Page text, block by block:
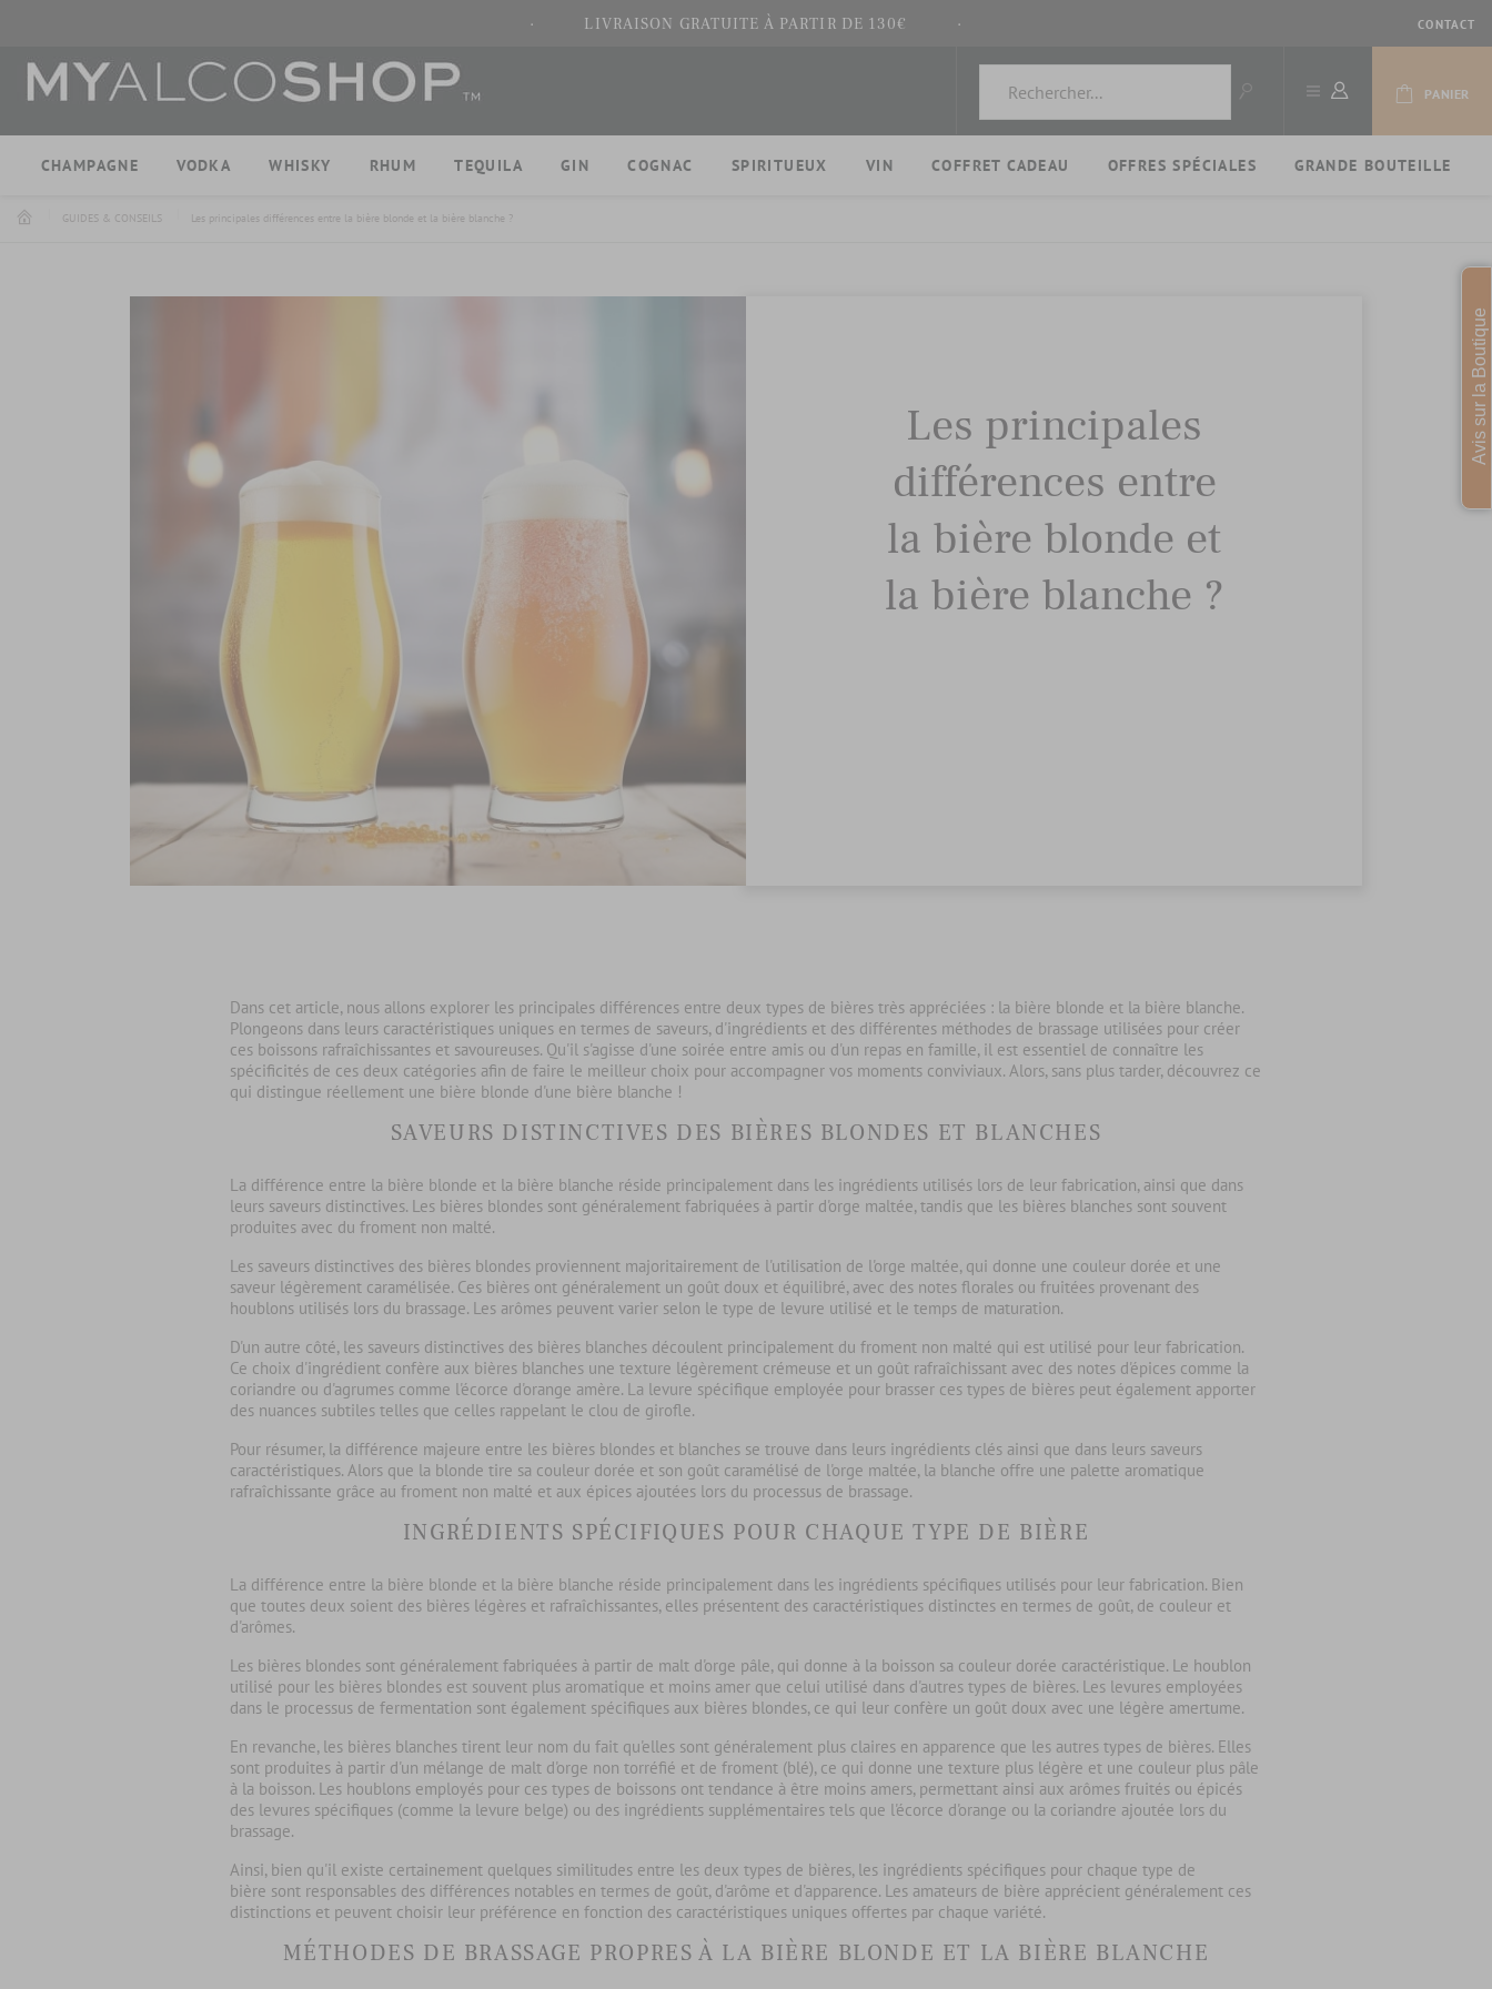
· LIVRAISON GRATUITE À PARTIR DE 130€ · CONTACT
PANIER
CHAMPAGNE VODKA WHISKY RHUM TEQUILA GIN COGNAC SPIRITUEUX VIN COFFRET CADEAU OFFRES SPÉCIALES GRANDE BOUTEILLE
GUIDES & CONSEILS Les principales différences entre la bière blonde et la bière blanche ?
Les principales
différences entre
la bière blonde et
la bière blanche ?
Dans cet article, nous allons explorer les principales différences entre deux types de bières très appréciées : la bière blonde et la bière blanche.
Plongeons dans leurs caractéristiques uniques en termes de saveurs, d'ingrédients et des différentes méthodes de brassage utilisées pour créer
ces boissons rafraîchissantes et savoureuses. Qu'il s'agisse d'une soirée entre amis ou d'un repas en famille, il est essentiel de connaître les
spécificités de ces deux catégories afin de faire le meilleur choix pour accompagner vos moments conviviaux. Alors, sans plus tarder, découvrez ce
qui distingue réellement une bière blonde d'une bière blanche !
SAVEURS DISTINCTIVES DES BIÈRES BLONDES ET BLANCHES
La différence entre la bière blonde et la bière blanche réside principalement dans les ingrédients utilisés lors de leur fabrication, ainsi que dans
leurs saveurs distinctives. Les bières blondes sont généralement fabriquées à partir d'orge maltée, tandis que les bières blanches sont souvent
produites avec du froment non malté.
Les saveurs distinctives des bières blondes proviennent majoritairement de l'utilisation de l'orge maltée, qui donne une couleur dorée et une
saveur légèrement caramélisée. Ces bières ont généralement un goût doux et équilibré, avec des notes florales ou fruitées provenant des
houblons utilisés lors du brassage. Les arômes peuvent varier selon le type de levure utilisé et le temps de maturation.
D'un autre côté, les saveurs distinctives des bières blanches découlent principalement du froment non malté qui est utilisé pour leur fabrication.
Ce choix d'ingrédient confère aux bières blanches une texture légèrement crémeuse et un goût rafraîchissant avec des notes d'épices comme la
coriandre ou d'agrumes comme l'écorce d'orange amère. La levure spécifique employée pour brasser ces types de bières peut également apporter
des nuances subtiles telles que celles rappelant le clou de girofle.
Pour résumer, la différence majeure entre les bières blondes et blanches se trouve dans leurs ingrédients clés ainsi que dans leurs saveurs
caractéristiques. Alors que la blonde tire sa couleur dorée et son goût caramélisé de l'orge maltée, la blanche offre une palette aromatique
rafraîchissante grâce au froment non malté et aux épices ajoutées lors du processus de brassage.
INGRÉDIENTS SPÉCIFIQUES POUR CHAQUE TYPE DE BIÈRE
La différence entre la bière blonde et la bière blanche réside principalement dans les ingrédients spécifiques utilisés pour leur fabrication. Bien
que toutes deux soient des bières légères et rafraîchissantes, elles présentent des caractéristiques distinctes en termes de goût, de couleur et
d'arômes.
Les bières blondes sont généralement fabriquées à partir de malt d'orge pâle, qui donne à la boisson sa couleur dorée caractéristique. Le houblon
utilisé pour les bières blondes est souvent plus aromatique et moins amer que celui utilisé dans d'autres types de bières. Les levures employées
dans le processus de fermentation sont également spécifiques aux bières blondes, ce qui leur confère un goût doux avec une légère amertume.
En revanche, les bières blanches tirent leur nom du fait qu'elles sont généralement plus claires en apparence que les autres types de bières. Elles
sont produites à partir d'un mélange de malt d'orge non torréfié et de froment (blé), ce qui donne une texture plus légère et une couleur plus pâle
à la boisson. Les houblons employés pour ces types de boissons ont tendance à être moins amers, permettant ainsi aux arômes fruités ou épicés
des levures spécifiques (comme la levure belge) ou des ingrédients supplémentaires tels que l'écorce d'orange ou la coriandre ajoutée lors du
brassage.
Ainsi, bien qu'il existe certainement quelques similitudes entre les deux types de bières, les ingrédients spécifiques pour chaque type de
bière sont responsables des différences notables en termes de goût, d'arôme et d'apparence. Les amateurs de bière apprécient généralement ces
distinctions et peuvent choisir leur préférence en fonction des caractéristiques uniques offertes par chaque variété.
MÉTHODES DE BRASSAGE PROPRES À LA BIÈRE BLONDE ET LA BIÈRE BLANCHE
Avis sur la Boutique